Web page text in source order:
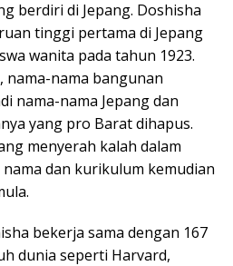
berdiri di Jepang. Doshisha
tinggi pertama di Jepang
wanita pada tahun 1923.
nama-nama bangunan
nama-nama Jepang dan
yang pro Barat dihapus.
menyerah kalah dalam
dan kurikulum kemudian
bekerja sama dengan 167
dunia seperti Harvard,